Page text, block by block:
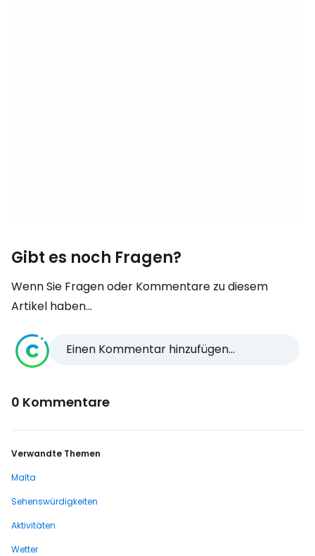
Gibt es noch Fragen?
Wenn Sie Fragen oder Kommentare zu diesem
Artikel haben...
Einen Kommentar hinzufügen...
0 Kommentare
Verwandte Themen
Malta
Sehenswürdigkeiten
Aktivitäten
Wetter